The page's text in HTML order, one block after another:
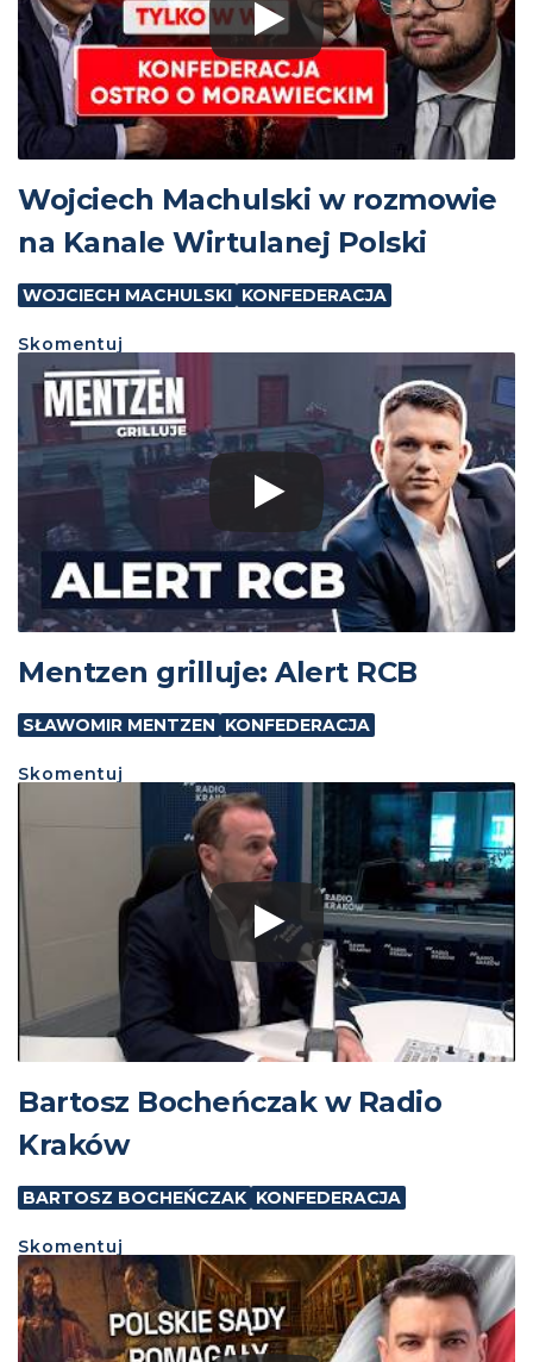
Wojciech Machulski w rozmowie
na Kanale Wirtulanej Polski
WOJCIECH MACHULSKI KONFEDERACJA
Skomentuj
Mentzen grilluje: Alert RCB
SŁAWOMIR MENTZEN KONFEDERACJA
Skomentuj
Bartosz Bocheńczak w Radio
Kraków
BARTOSZ BOCHEŃCZAK KONFEDERACJA
Skomentuj